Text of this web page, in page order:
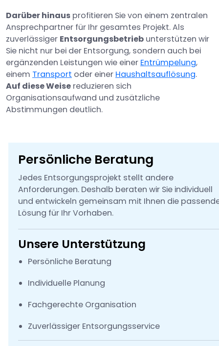
Darüber hinaus profitieren Sie von einem zentralen
Ansprechpartner für Ihr gesamtes Projekt. Als
zuverlässiger Entsorgungsbetrieb unterstützen wir
Sie nicht nur bei der Entsorgung, sondern auch bei
ergänzenden Leistungen wie einer Entrümpelung,
einem Transport oder einer Haushaltsauflösung.
Auf diese Weise reduzieren sich
Organisationsaufwand und zusätzliche
Abstimmungen deutlich.
Persönliche Beratung
Jedes Entsorgungsprojekt stellt andere
Anforderungen. Deshalb beraten wir Sie individuell
und entwickeln gemeinsam mit Ihnen die
Lösung für Ihr Vorhaben.
Unsere Unterstützung
Persönliche Beratung
Individuelle Planung
Fachgerechte Organisation
Zuverlässiger Entsorgungsservice